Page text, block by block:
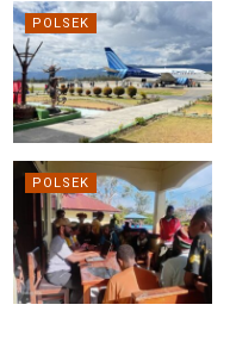
POLSEK
POLSEK